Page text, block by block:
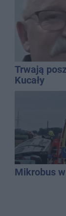
Trwają
Kucały
Mikrobus